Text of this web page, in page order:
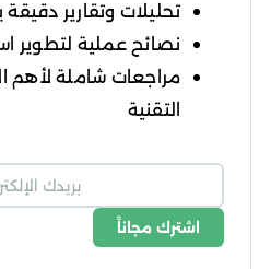
تحليلات وتقارير
نصائح عملية لتطوير
مراجعات شاملة لأهم
التقنية
اشترك مجاناً